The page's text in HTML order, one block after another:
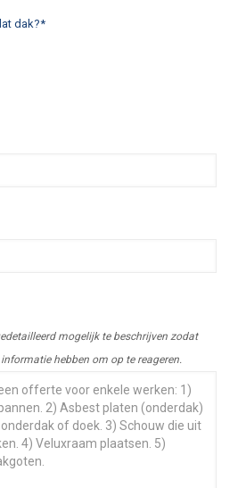
dak?*
mogelijk te beschrijven zodat
hebben om op te reageren.